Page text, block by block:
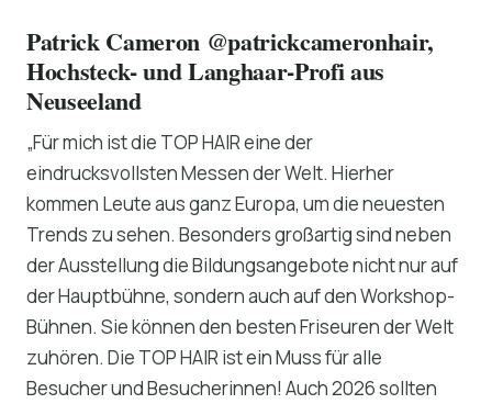
Patrick Cameron @patrickcameronhair,
Hochsteck- und Langhaar-Profi aus
Neuseeland
„Für mich ist die TOP HAIR eine der
eindrucksvollsten Messen der Welt. Hierher
kommen Leute aus ganz Europa, um die neuesten
Trends zu sehen. Besonders großartig sind neben
der Ausstellung die Bildungsangebote nicht nur auf
der Hauptbühne, sondern auch auf den Workshop-
Bühnen. Sie können den besten Friseuren der Welt
zuhören. Die TOP HAIR ist ein Muss für alle
Besucher und Besucherinnen! Auch 2026 sollten